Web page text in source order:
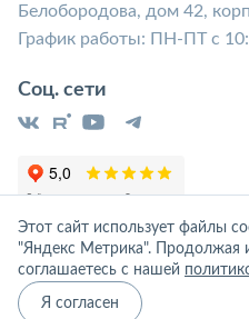
Белобородова, дом 42,
График работы: ПН-ПТ с
Соц. сети
Этот сайт использует файлы
"Яндекс Метрика". Продолжая
соглашаетесь с нашей
Я согласен